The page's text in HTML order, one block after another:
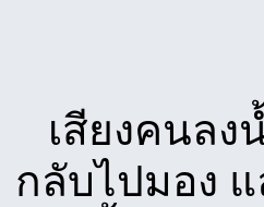
เสียงคนลง
กลับไปมอง แ